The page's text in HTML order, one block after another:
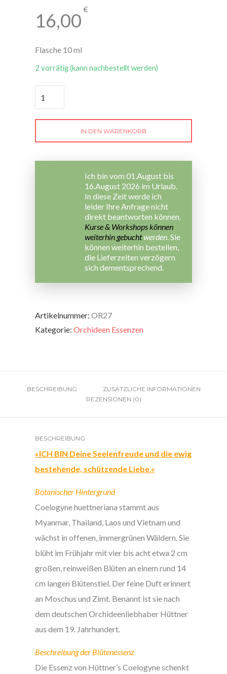
16,00
€
Flasche 10 ml
2 vorrätig (kann nachbestellt werden)
Hüttner's
Coelogyne
Umarmung
-
IN DEN WARENKORB
Ich bin vom 01.August bis
16.August 2026 im Urlaub.
In diese Zeit werde ich
leider Ihre Anfrage nicht
direkt beantworten können.
Kurse & Workshops können
weiterhin gebuchtwerden. Sie
können weiterhin bestellen,
die Lieferzeiten verzögern
sich dementsprechend.
Artikelnummer: OR27
Kategorie: Orchideen Essenzen
BESCHREIBUNG
ZUSÄTZLICHE INFORMATIONEN
REZENSIONEN (0)
BESCHREIBUNG
»ICH BIN Deine Seelenfreude und die ewig
bestehende, schützende Liebe.«
Botanischer Hintergrund
Coelogyne huettneriana stammt aus
Myanmar, Thailand, Laos und Vietnam und
wächst in offenen, immergrünen Wäldern. Sie
blüht im Frühjahr mit vier bis acht etwa 2 cm
großen, reinweißen Blüten an einem rund 14
cm langen Blütenstiel. Der feine Duft erinnert
an Moschus und Zimt. Benannt ist sie nach
dem deutschen Orchideenliebhaber Hüttner
aus dem 19. Jahrhundert.
Beschreibung der Blütenessenz
Die Essenz von Hüttner’s Coelogyne schenkt